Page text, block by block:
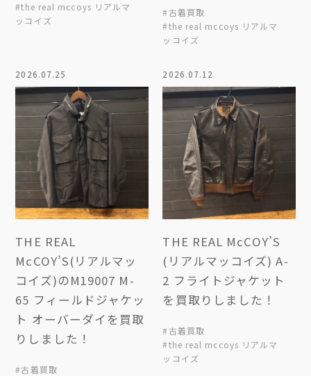
#the real mccoys リアルマ
ッコイズ
#古着買取
#the real mccoys リアルマ
ッコイズ
2026.07.25
THE REAL
McCOY’S(リアルマッ
コイズ)のM19007 M-
65 フィールドジャケッ
ト オーバーダイを買取
りしました！
#古着買取
2026.07.12
THE REAL McCOY’S
(リアルマッコイズ) A-
2 フライトジャケット
を買取りしました！
#古着買取
#the real mccoys リアルマ
ッコイズ